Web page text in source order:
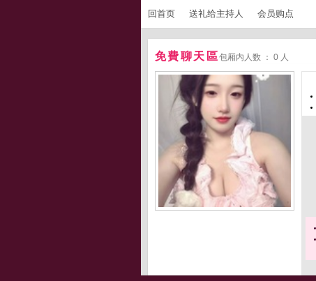
回首页 送礼给主持人 会员购点
免費聊天區包厢内人数 ： 0 人